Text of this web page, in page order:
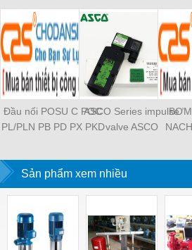
Đầu nối POSU C POC
PL/PLN PB PD PX PKD
PLF PMF PTL SL SS
SCA SAFS SASF HVFS
HVSF PU PV PE PY
HVFF PLJ PYJ PP PG
PEG PW PGJ PPGJ
ASCO Series impulse
valve ASCO
SCG353A044 ASCO
SCG353A047 ASCO
SCG353A050 ASCO
SXE353.060
IPH-
IPH-
100-
Sản phẩm xem nhiều